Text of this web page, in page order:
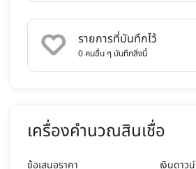
รายการที่บันทึกไว้
0 คนอื่น ๆ บันทึกสิ่งนี้
เครื่องคำนวณสินเชื่อ
ข้อเสนอราคา เงินดาวน์